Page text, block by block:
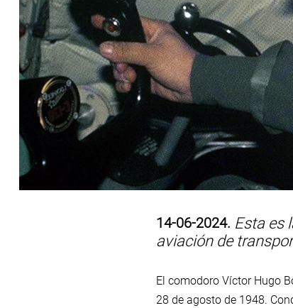
14-06-2024. Esta es
aviación de
El comodoro Víctor Hugo
28 de agosto de 1948.